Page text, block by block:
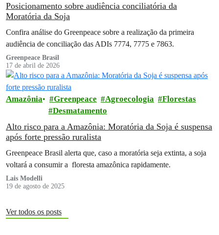
Posicionamento sobre audiência conciliatória da
Moratória da Soja
Confira análise do Greenpeace sobre a realização da primeira
audiência de conciliação das ADIs 7774, 7775 e 7863.
Greenpeace Brasil
17 de abril de 2026
Amazônia Greenpeace Agroecologia
Florestas
Desmatamento
Alto risco para a Amazônia: Moratória da Soja é suspensa
após forte pressão ruralista
Greenpeace Brasil alerta que, caso a moratória seja extinta, a soja
voltará a consumir a floresta amazônica rapidamente.
Lais Modelli
19 de agosto de 2025
Ver todos os posts